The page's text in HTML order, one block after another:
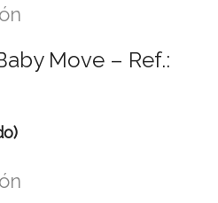
Move – Ref.: